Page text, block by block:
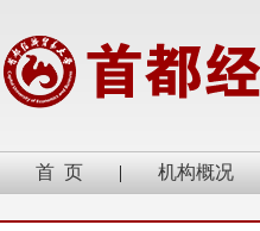
首 页 | 机构概况